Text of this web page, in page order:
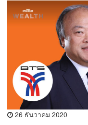
26 ธันวาคม 2020